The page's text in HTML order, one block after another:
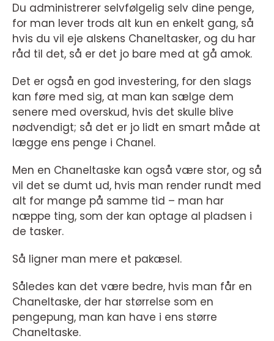
Du administrerer selvfølgelig selv dine penge,
for man lever trods alt kun en enkelt gang, så
hvis du vil eje alskens Chaneltasker, og du har
råd til det, så er det jo bare med at gå amok.
Det er også en god investering, for den slags
kan føre med sig, at man kan sælge dem
senere med overskud, hvis det skulle blive
nødvendigt; så det er jo lidt en smart måde at
lægge ens penge i Chanel.
Men en Chaneltaske kan også være stor, og så
vil det se dumt ud, hvis man render rundt med
alt for mange på samme tid – man har
næppe ting, som der kan optage al pladsen i
de tasker.
Så ligner man mere et pakæsel.
Således kan det være bedre, hvis man får en
Chaneltaske, der har størrelse som en
pengepung, man kan have i ens større
Chaneltaske.